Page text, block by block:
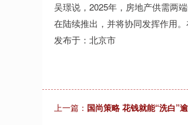
吴璟说，2025年，房地产供需两
在陆续推出，并将协同发挥作用
发布于：北京市
上一篇： 国尚策略 花钱就能“洗白”